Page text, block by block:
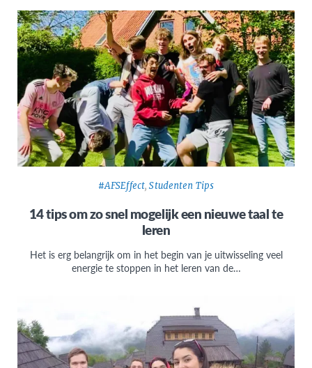
#AFSEffect,Studenten Tips
14 tips om zo snel mogelijk een nieuwe taal te
leren
Het is erg belangrijk om in het begin van je uitwisseling veel
energie te stoppen in het leren van de…